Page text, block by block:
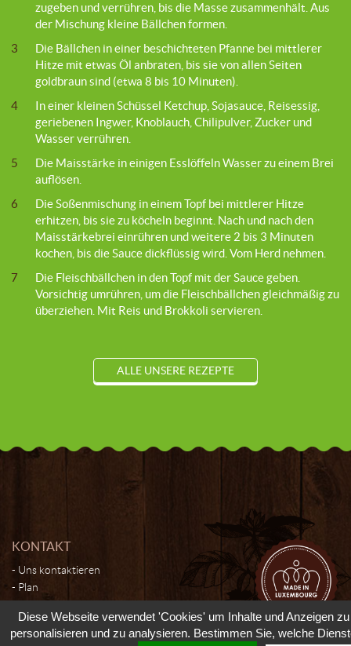
zugeben und verrühren, bis die Masse zusammenhält. Aus
der Mischung kleine Bällchen formen.
3
Die Bällchen in einer beschichteten Pfanne bei mittlerer
Hitze mit etwas Öl anbraten, bis sie von allen Seiten
goldbraun sind (etwa 8 bis 10 Minuten).
4
In einer kleinen Schüssel Ketchup, Sojasauce, Reisessig,
geriebenen Ingwer, Knoblauch, Chilipulver, Zucker und
Wasser verrühren.
5
Die Maisstärke in einigen Esslöffeln Wasser zu einem Brei
auflösen.
6
Die Soßenmischung in einem Topf bei mittlerer Hitze
erhitzen, bis sie zu köcheln beginnt. Nach und nach den
Maisstärkebrei einrühren und weitere 2 bis 3 Minuten
kochen, bis die Sauce dickflüssig wird. Vom Herd nehmen.
7
Die Fleischbällchen in den Topf mit der Sauce geben.
Vorsichtig umrühren, um die Fleischbällchen gleichmäßig zu
überziehen. Mit Reis und Brokkoli servieren.
ALLE UNSERE REZEPTE
KONTAKT
Uns kontaktieren
Plan
© 2026 - Moutarderie de Luxembourg - Tous droits réservés -Cookies
Diese Webseite verwendet 'Cookies' um Inhalte und Anzeigen zu
personalisieren und zu analysieren. Bestimmen Sie, welche